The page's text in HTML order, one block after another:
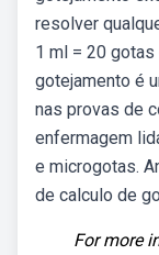
resolver
1 ml = 20
gotejamento é
nas provas de
enfermagem
e microgotas.
de calculo de
For more